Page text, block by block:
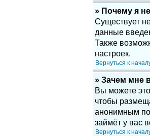
» Почему я
Существует
данные
Также
настроек.
Вернуться к
» Зачем мне
Вы можете
чтобы
анонимным
займёт у вас
Вернуться к